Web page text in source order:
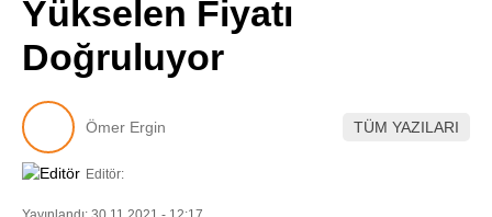
Yükselen Fiyatı
Doğruluyor
Ömer Ergin TÜM YAZILARI
Editör: